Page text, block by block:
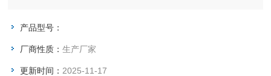
组织，超声波金属连铸等方面都能发挥作用。
产品型号：
厂商性质：生产厂家
更新时间： 2025-11-17